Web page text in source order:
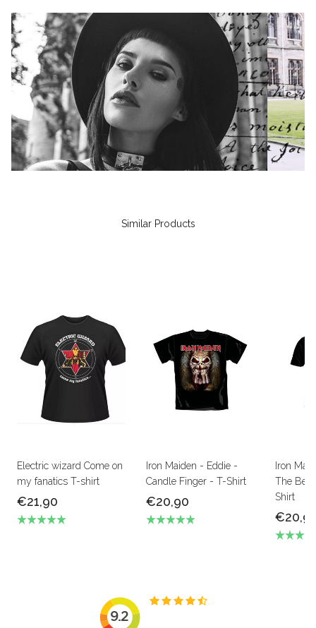
Similar Products
Electric wizard Come on
my fanatics T-shirt
€21,90
Iron Maiden - Eddie -
Candle Finger - T-Shirt
€20,90
Iron
The
Shirt